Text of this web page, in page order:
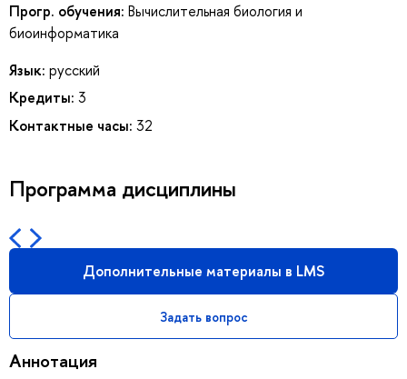
Прогр. обучения: Вычислительная биология и
биоинформатика
Язык: русский
Кредиты: 3
Контактные часы: 32
Программа дисциплины
Дополнительные материалы в LMS
Задать вопрос
Аннотация